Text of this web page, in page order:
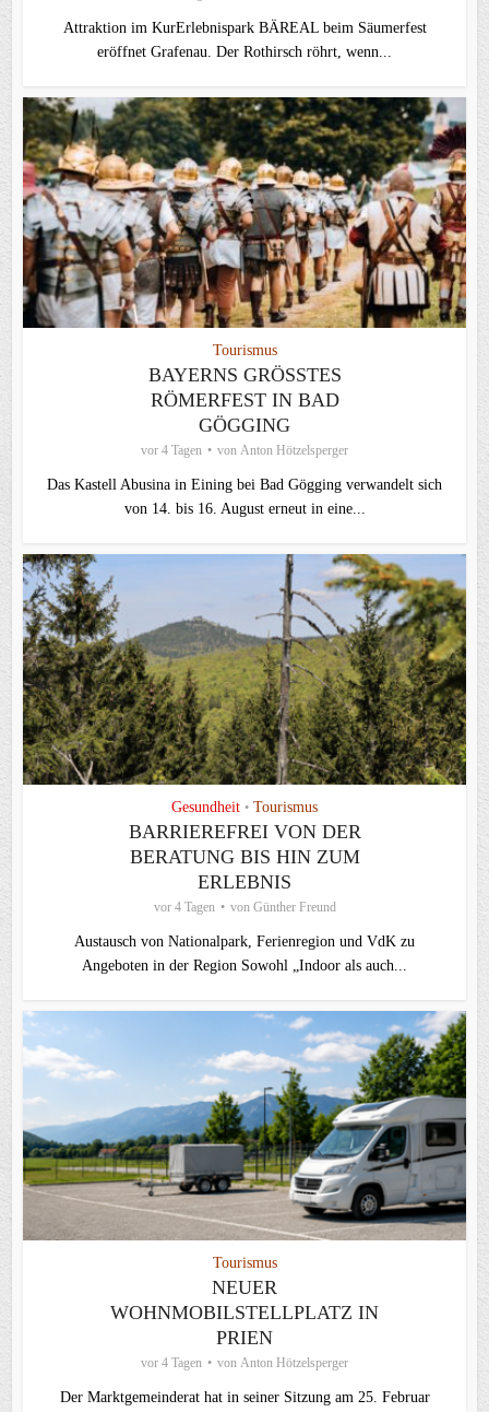
Attraktion im KurErlebnispark BÄREAL beim Säumerfest
eröffnet Grafenau. Der Rothirsch röhrt, wenn...
Tourismus
BAYERNS GRÖSSTES R
ÖMERFEST IN BAD G
ÖGGING
vor 4 Tagen von Anton Hötzelsperger
Das Kastell Abusina in Eining bei Bad Gögging verwandelt sich
von 14. bis 16. August erneut in eine...
Gesundheit • Tourismus
BARRIEREFREI VON DER
BERATUNG BIS HIN ZUM
ERLEBNIS
vor 4 Tagen von Günther Freund
Austausch von Nationalpark, Ferienregion und VdK zu
Angeboten in der Region Sowohl „Indoor als auch...
Tourismus
NEUER
WOHNMOBILSTELLPLATZ IN
PRIEN
vor 4 Tagen von Anton Hötzelsperger
Der Marktgemeinderat hat in seiner Sitzung am 25. Februar